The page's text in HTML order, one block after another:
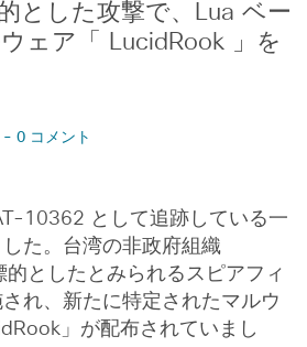
とした攻撃で、Lua ベー
ェア「 LucidRook 」を
- 0 コメント
10362 として追跡している一
た。台湾の非政府組織
的としたとみられるスピアフィ
れ、新たに特定されたマルウ
」が配布されていまし